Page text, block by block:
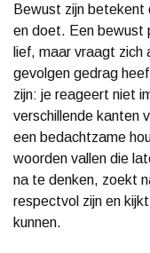
Bewust zijn
en doet. Een bewust
lief, maar vraagt
gevolgen gedrag
zijn: je reageert niet
verschillende kanten
een bedachtzame
woorden vallen die
na te denken, zoekt
respectvol zijn en
kunnen.